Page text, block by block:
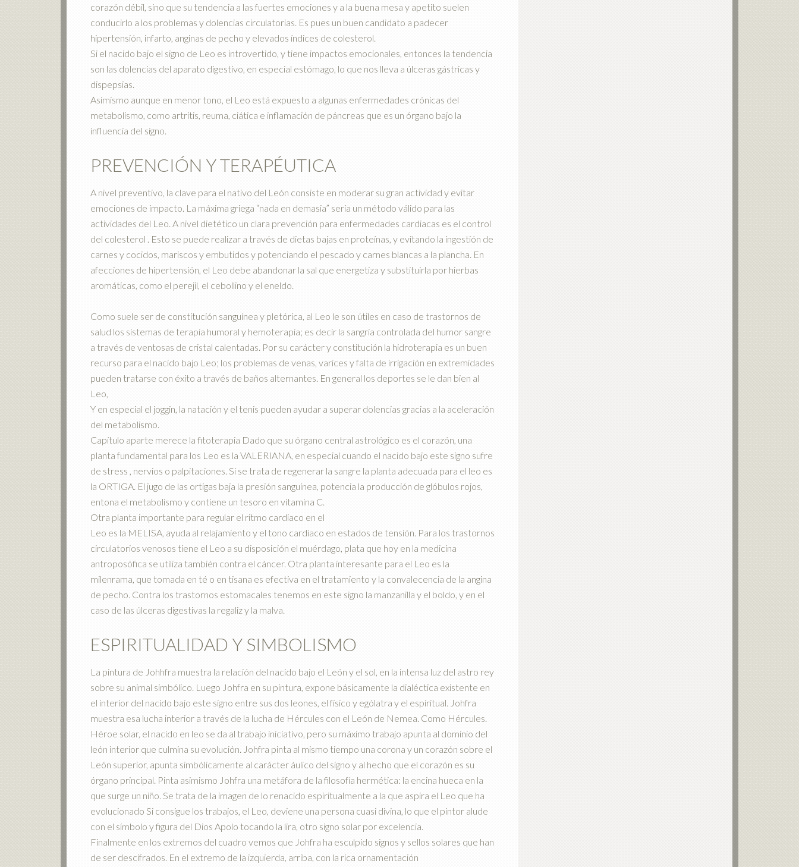
corazón débil, sino que su tendencia a las fuertes emociones y a la buena mesa y apetito suelen
conducirlo a los problemas y dolencias circulatorias. Es pues un buen candidato a padecer
hipertensión, infarto, anginas de pecho y elevados índices de colesterol.
Si el nacido bajo el signo de Leo es introvertido, y tiene impactos emocionales, entonces la tendencia
son las dolencias del aparato digestivo, en especial estómago, lo que nos lleva a úlceras gástricas y
dispepsias.
Asimismo aunque en menor tono, el Leo está expuesto a algunas enfermedades crónicas del
metabolismo, como artritis, reuma, ciática e inflamación de páncreas que es un órgano bajo la
influencia del signo.
PREVENCIÓN Y TERAPÉUTICA
A nivel preventivo, la clave para el nativo del León consiste en moderar su gran actividad y evitar
emociones de impacto. La máxima griega “nada en demasia” sería un método válido para las
actividades del Leo. A nivel dietético un clara prevención para enfermedades cardiacas es el control
del colesterol . Esto se puede realizar a través de dietas bajas en proteínas, y evitando la ingestión de
carnes y cocidos, mariscos y embutidos y potenciando el pescado y carnes blancas a la plancha. En
afecciones de hipertensión, el Leo debe abandonar la sal que energetiza y substituirla por hierbas
aromáticas, como el perejil, el cebollino y el eneldo.
Como suele ser de constitución sanguínea y pletórica, al Leo le son útiles en caso de trastornos de
salud los sistemas de terapia humoral y hemoterapia; es decir la sangría controlada del humor sangre
a través de ventosas de cristal calentadas. Por su carácter y constitución la hidroterapia es un buen
recurso para el nacido bajo Leo; los problemas de venas, varices y falta de irrigación en extremidades
pueden tratarse con éxito a través de baños alternantes. En general los deportes se le dan bien al
Leo,
Y en especial el joggin, la natación y el tenis pueden ayudar a superar dolencias gracias a la aceleración
del metabolismo.
Capítulo aparte merece la fitoterapia Dado que su órgano central astrológico es el corazón, una
planta fundamental para los Leo es la VALERIANA, en especial cuando el nacido bajo este signo sufre
de stress , nervios o palpitaciones. Si se trata de regenerar la sangre la planta adecuada para el leo es
la ORTIGA. El jugo de las ortigas baja la presión sanguínea, potencia la producción de glóbulos rojos,
entona el metabolismo y contiene un tesoro en vitamina C.
Otra planta importante para regular el ritmo cardiaco en el
Leo es la MELISA, ayuda al relajamiento y el tono cardiaco en estados de tensión. Para los trastornos
circulatorios venosos tiene el Leo a su disposición el muérdago, plata que hoy en la medicina
antroposófica se utiliza también contra el cáncer. Otra planta interesante para el Leo es la
milenrama, que tomada en té o en tisana es efectiva en el tratamiento y la convalecencia de la angina
de pecho. Contra los trastornos estomacales tenemos en este signo la manzanilla y el boldo, y en el
caso de las úlceras digestivas la regaliz y la malva.
ESPIRITUALIDAD Y SIMBOLISMO
La pintura de Johhfra muestra la relación del nacido bajo el León y el sol, en la intensa luz del astro rey
sobre su animal simbólico. Luego Johfra en su pintura, expone básicamente la dialéctica existente en
el interior del nacido bajo este signo entre sus dos leones, el físico y ególatra y el espiritual. Johfra
muestra esa lucha interior a través de la lucha de Hércules con el León de Nemea. Como Hércules.
Héroe solar, el nacido en leo se da al trabajo iniciativo, pero su máximo trabajo apunta al dominio del
león interior que culmina su evolución. Johfra pinta al mismo tiempo una corona y un corazón sobre el
León superior, apunta simbólicamente al carácter áulico del signo y al hecho que el corazón es su
órgano principal. Pinta asimismo Johfra una metáfora de la filosofía hermética: la encina hueca en la
que surge un niño. Se trata de la imagen de lo renacido espiritualmente a la que aspira el Leo que ha
evolucionado Si consigue los trabajos, el Leo, deviene una persona cuasi divina, lo que el pintor alude
con el símbolo y figura del Dios Apolo tocando la lira, otro signo solar por excelencia.
Finalmente en los extremos del cuadro vemos que Johfra ha esculpido signos y sellos solares que han
de ser descifrados. En el extremo de la izquierda, arriba, con la rica ornamentación